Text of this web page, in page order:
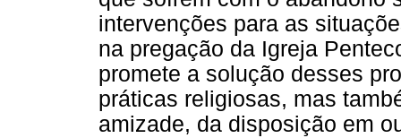
intervenções para as
na pregação da Igreja
promete a solução desses
práticas religiosas, mas
amizade, da disposição em